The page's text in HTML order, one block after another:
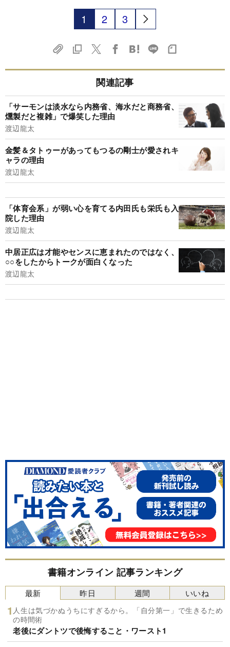
1 2 3
関連記事
「サーモンは淡水なら内務省、海水だと商務省、
燻製だと複雑」で爆笑した理由
渡辺龍太
金髪＆タトゥーがあってもつるの剛士が愛されキ
ャラの理由
渡辺龍太
「体育会系」が弱い心を育てる内田氏も栄氏も入
院した理由
渡辺龍太
中居正広は才能やセンスに恵まれたのではなく、
○○をしたからトークが面白くなった
渡辺龍太
書籍オンライン 記事ランキング
最新
人生は気づかぬうちにすぎるから。「自分第一」で生きるため
の時間術
老後にダントツで後悔すること・ワースト1
昨日 週間 いいね